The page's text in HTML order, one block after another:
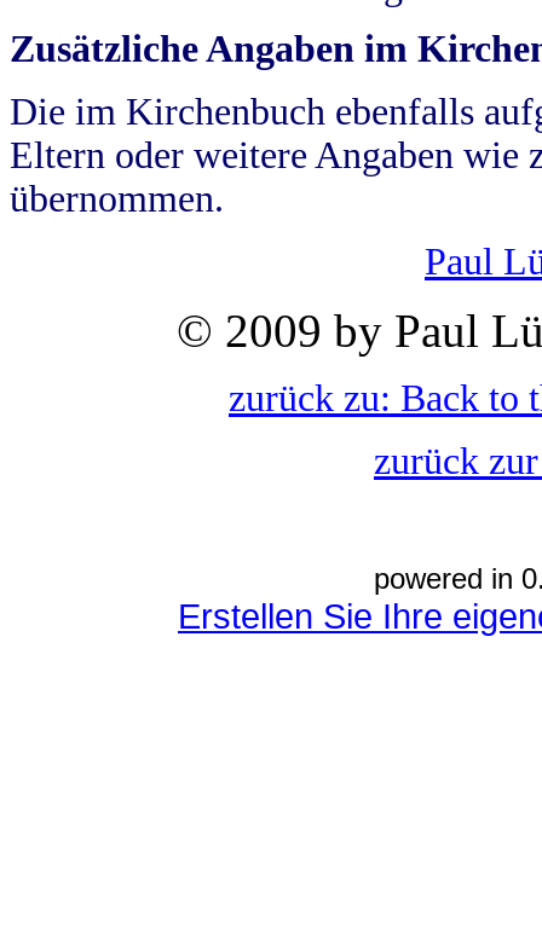
Zusätzliche Angaben im
Die im Kirchenbuch ebenfalls
Eltern oder weitere Angaben wie
übernommen.
Paul
© 2009 by Paul
zurück zu: Back to
zurück
powered in
Erstellen Sie Ihre